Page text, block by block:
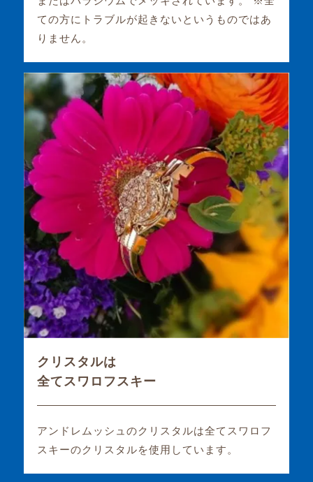
ての方にトラブルが起きないというものではあ
りません。
クリスタルは
全てスワロフスキー
アンドレムッシュのクリスタルは全てスワロフ
スキーのクリスタルを使用しています。